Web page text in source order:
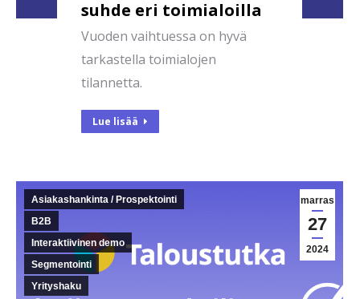
suhde eri toimialoilla
Vuoden vaihtuessa on hyvä
tarkastella toimialojen
tilannetta.
Lue lisää
marras
27
2024
Asiakashankinta / Prospektointi
B2B
Interaktiivinen demo
Segmentointi
Yrityshaku